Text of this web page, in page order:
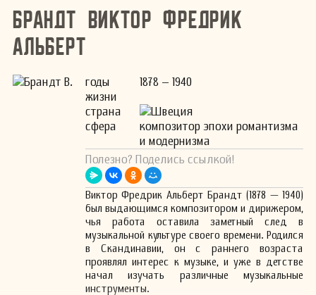
Брандт Виктор Фредрик
Альберт
годы
жизни
1878 – 1940
страна
Швеция
сфера
композитор эпохи романтизма
и модернизма
Полезно? Поделись ссылкой!
Виктор Фредрик Альберт Брандт (1878 — 1940)
был выдающимся композитором и дирижером,
чья работа оставила заметный след в
музыкальной культуре своего времени. Родился
в Скандинавии, он с раннего возраста
проявлял интерес к музыке, и уже в детстве
начал изучать различные музыкальные
инструменты.